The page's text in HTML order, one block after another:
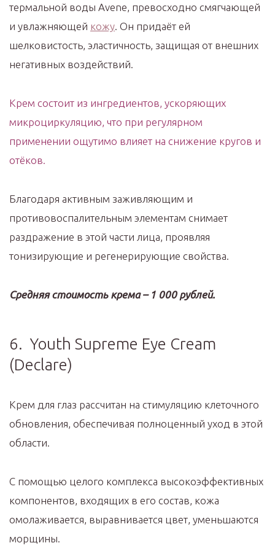
термальной воды Avene, превосходно смягчающей
и увлажняющей кожу. Он придаёт ей
шелковистость, эластичность, защищая от внешних
негативных воздействий.
Крем состоит из ингредиентов, ускоряющих
микроциркуляцию, что при регулярном
применении ощутимо влияет на снижение кругов и
отёков.
Благодаря активным заживляющим и
противовоспалительным элементам снимает
раздражение в этой части лица, проявляя
тонизирующие и регенерирующие свойства.
Средняя стоимость крема – 1 000 рублей.
6. Youth Supreme Eye Cream
(Declare)
Крем для глаз рассчитан на стимуляцию клеточного
обновления, обеспечивая полноценный уход в этой
области.
С помощью целого комплекса высокоэффективных
компонентов, входящих в его состав, кожа
омолаживается, выравнивается цвет, уменьшаются
морщины.